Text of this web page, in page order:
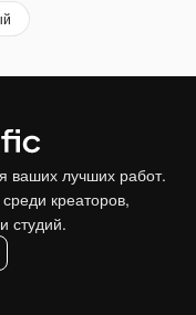
ваших лучших работ.
креаторов,
студий.